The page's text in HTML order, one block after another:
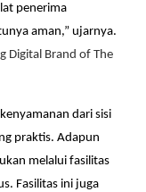
penerima
aman,” ujarnya.
Digital Brand of The
dari sisi
praktis. Adapun
melalui fasilitas
Fasilitas ini juga